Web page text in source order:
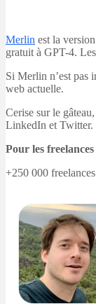
Merlin est la
gratuit à GPT-4.
Si Merlin n’est pas
web actuelle.
Cerise sur le
LinkedIn et Twitter.
Pour les freelances
+250 000